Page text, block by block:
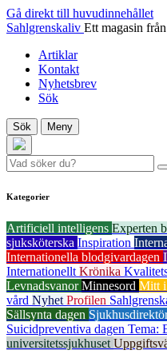
Gå direkt till huvudinnehållet
Sahlgrenskaliv Ett magasin
Artiklar
Kontakt
Nyhetsbrev
Sök
Sök Meny
Kategorier
Artificiell intelligens Experten
sjuksköterska Inspiration
Internationella blodgivardagen
Internationellt Krönika
LevnadsvanorMinnesord Mitt i
vård Nyhet Profilen
Sällsynta dagen
Suicidpreventiva dagen Tema:
universitetssjukhuset